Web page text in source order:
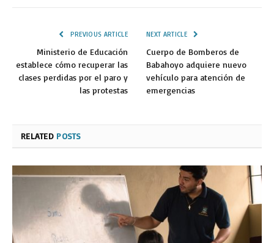
PREVIOUS ARTICLE
Ministerio de Educación
establece cómo recuperar las
clases perdidas por el paro y
las protestas
NEXT ARTICLE
Cuerpo de Bomberos de
Babahoyo adquiere nuevo
vehículo para atención de
emergencias
RELATED POSTS